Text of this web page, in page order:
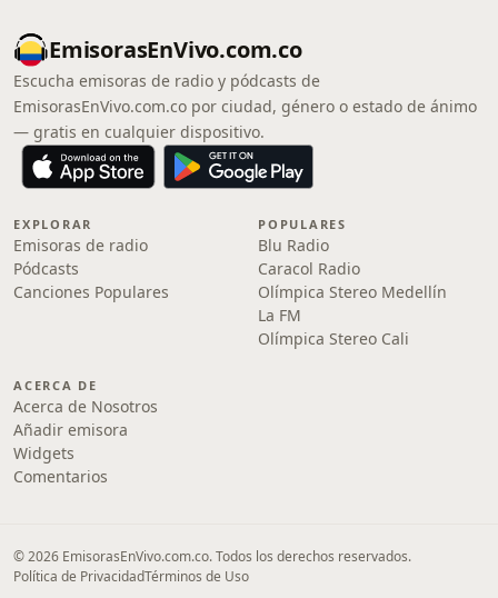
EmisorasEnVivo.com.co
Escucha emisoras de radio y pódcasts de
EmisorasEnVivo.com.co por ciudad, género o estado de ánimo
— gratis en cualquier dispositivo.
EXPLORAR
Emisoras de radio
Pódcasts
Canciones Populares
POPULARES
Blu Radio
Caracol Radio
Olímpica Stereo Medellín
La FM
Olímpica Stereo Cali
ACERCA DE
Acerca de Nosotros
Añadir emisora
Widgets
Comentarios
© 2026 EmisorasEnVivo.com.co. Todos los derechos reservados.
Política de PrivacidadTérminos de Uso